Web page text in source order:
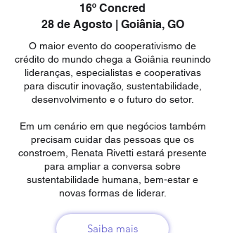
16º Concred
28 de Agosto | Goiânia, GO
O maior evento do cooperativismo de
crédito do mundo chega a Goiânia reunindo
lideranças, especialistas e cooperativas
para discutir inovação, sustentabilidade,
desenvolvimento e o futuro do setor.
Em um cenário em que negócios também
precisam cuidar das pessoas que os
constroem, Renata Rivetti estará presente
para ampliar a conversa sobre
sustentabilidade humana, bem-estar e
novas formas de liderar.
Saiba mais